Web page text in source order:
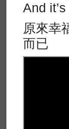
And
原來幸
而已